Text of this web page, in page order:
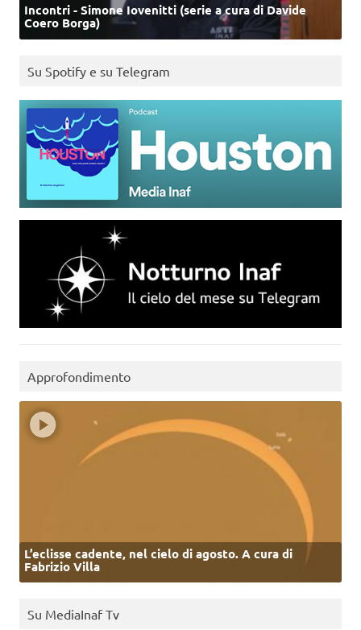
Incontri - Simone Iovenitti (serie a cura di Davide
Coero Borga)
Su Spotify e su Telegram
Approfondimento
L’eclisse cadente, nel cielo di agosto. A cura di
Fabrizio Villa
Su MediaInaf Tv